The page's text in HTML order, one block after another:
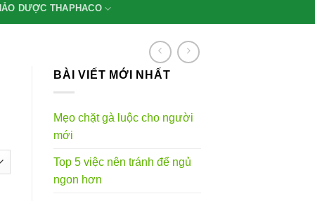
DƯỢC THAPHACO
BÀI VIẾT MỚI NHẤT
Mẹo chặt gà luộc cho người
mới
Top 5 việc nên tránh để ngủ
ngon hơn